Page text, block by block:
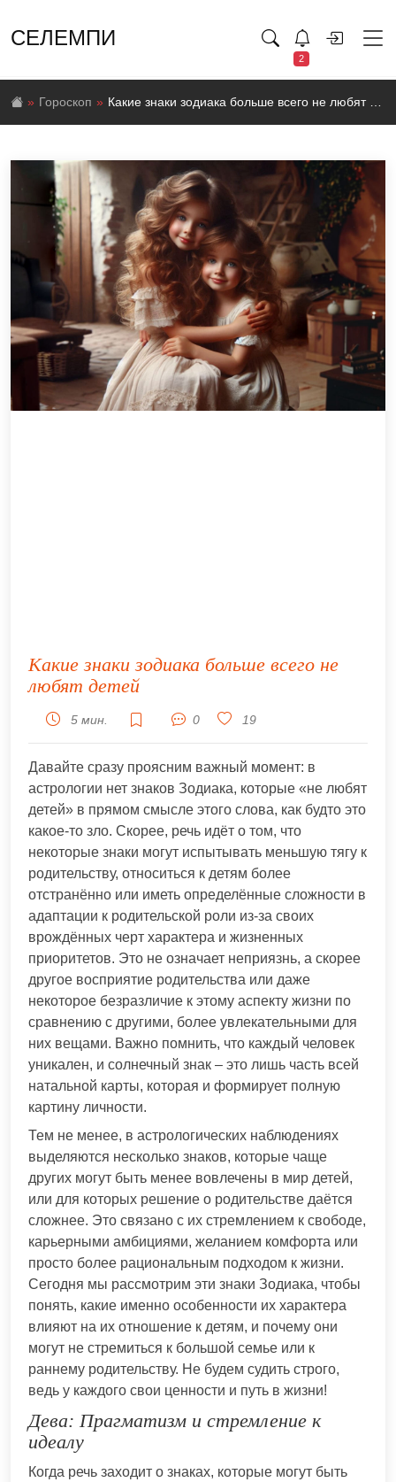
СЕЛЕМПИ
2
Гороскоп Какие знаки зодиака больше всего не любят детей
Какие знаки зодиака больше всего не
любят детей
5 мин. 0 19
Давайте сразу проясним важный момент: в
астрологии нет знаков Зодиака, которые «не любят
детей» в прямом смысле этого слова, как будто это
какое-то зло. Скорее, речь идёт о том, что
некоторые знаки могут испытывать меньшую тягу к
родительству, относиться к детям более
отстранённо или иметь определённые сложности в
адаптации к родительской роли из-за своих
врождённых черт характера и жизненных
приоритетов. Это не означает неприязнь, а скорее
другое восприятие родительства или даже
некоторое безразличие к этому аспекту жизни по
сравнению с другими, более увлекательными для
них вещами. Важно помнить, что каждый человек
уникален, и солнечный знак – это лишь часть всей
натальной карты, которая и формирует полную
картину личности.
Тем не менее, в астрологических наблюдениях
выделяются несколько знаков, которые чаще
других могут быть менее вовлечены в мир детей,
или для которых решение о родительстве даётся
сложнее. Это связано с их стремлением к свободе,
карьерными амбициями, желанием комфорта или
просто более рациональным подходом к жизни.
Сегодня мы рассмотрим эти знаки Зодиака, чтобы
понять, какие именно особенности их характера
влияют на их отношение к детям, и почему они
могут не стремиться к большой семье или к
раннему родительству. Не будем судить строго,
ведь у каждого свои ценности и путь в жизни!
Дева: Прагматизм и стремление к
идеалу
Когда речь заходит о знаках, которые могут быть